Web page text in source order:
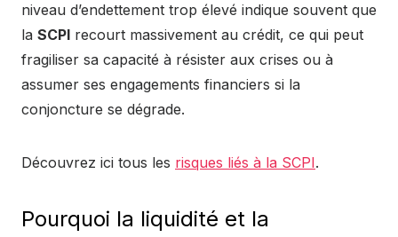
niveau d’endettement trop élevé indique souvent que
la SCPI recourt massivement au crédit, ce qui peut
fragiliser sa capacité à résister aux crises ou à
assumer ses engagements financiers si la
conjoncture se dégrade.
Découvrez ici tous les risques liés à la SCPI.
Pourquoi la liquidité et la